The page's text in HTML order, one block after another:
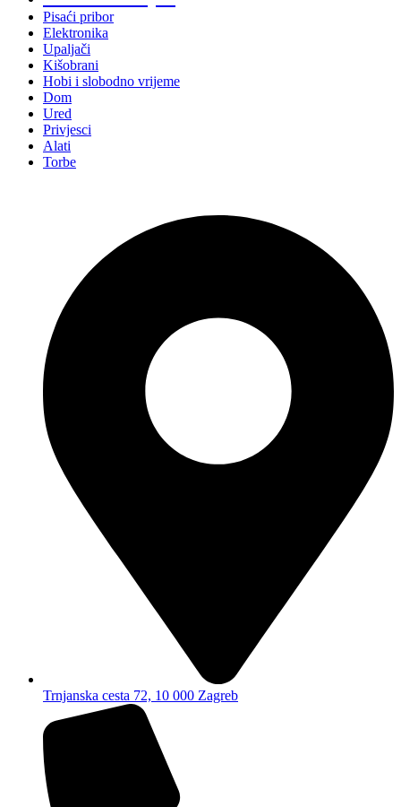
Pisaći pribor
Elektronika
Upaljači
Kišobrani
Hobi i slobodno vrijeme
Dom
Ured
Privjesci
Alati
Torbe
Trnjanska cesta 72, 10 000 Zagreb